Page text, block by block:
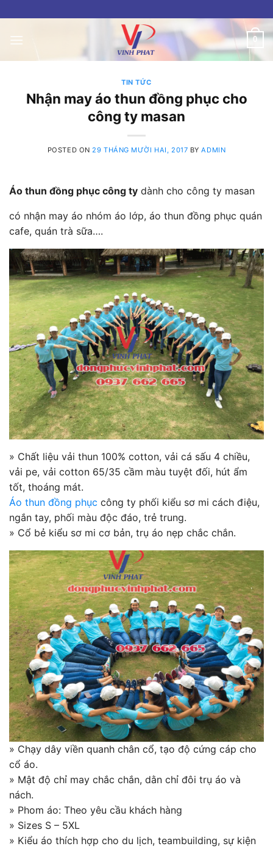
to
content
0
TIN TỨC
Nhận may áo thun đồng phục cho
công ty masan
POSTED ON 29 THÁNG MƯỜI HAI, 2017 BYADMIN
Áo thun đồng phục công ty dành cho công ty masan
có nhận may áo nhóm áo lớp, áo thun đồng phục quán
cafe, quán trà sữa….
» Chất liệu vải thun 100% cotton, vải cá sấu 4 chiều,
vải pe, vải cotton 65/35 cầm màu tuyệt đối, hút ẩm
tốt, thoáng mát.
Áo thun đồng phục công ty phối kiểu sơ mi cách điệu,
ngắn tay, phối màu độc đáo, trẻ trung.
» Cổ bẻ kiểu sơ mi cơ bản, trụ áo nẹp chắc chắn.
» Chạy dây viền quanh chân cổ, tạo độ cứng cáp cho
cổ áo.
» Mật độ chỉ may chắc chắn, dằn chỉ đôi trụ áo và
nách.
» Phom áo: Theo yêu cầu khách hàng
» Sizes S – 5XL
» Kiểu áo thích hợp cho du lịch, teambuilding, sự kiện